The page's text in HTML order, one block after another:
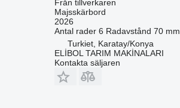
Från tillverkaren
Majsskärbord
2026
Antal rader 6 Radavstånd 70 mm
Turkiet, Karatay/Konya
ELİBOL TARIM MAKİNALARI
Kontakta säljaren